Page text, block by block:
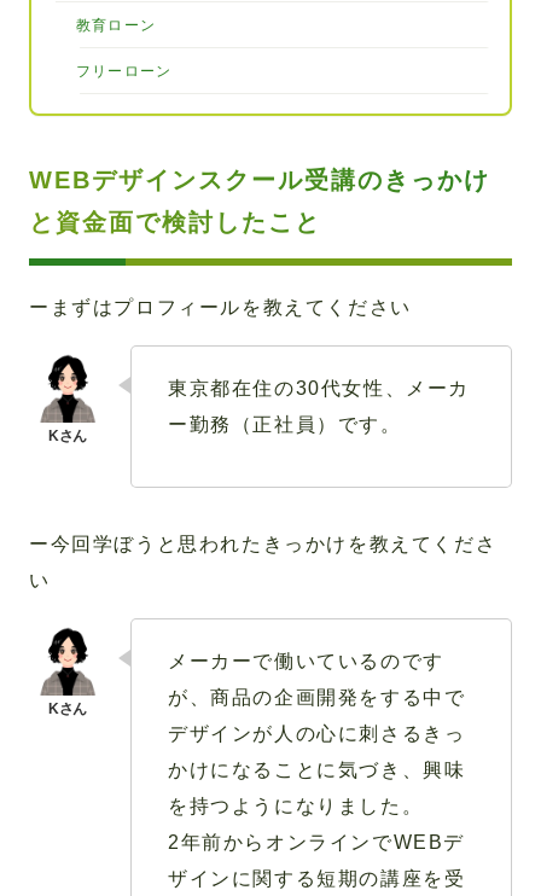
教育ローン
フリーローン
WEBデザインスクール受講のきっかけ
と資金面で検討したこと
ーまずはプロフィールを教えてください
東京都在住の30代女性、メーカ
ー勤務（正社員）です。
ー今回学ぼうと思われたきっかけを教えてくださ
い
メーカーで働いているのです
が、商品の企画開発をする中で
デザインが人の心に刺さるきっ
かけになることに気づき、興味
を持つようになりました。
2年前からオンラインでWEBデ
ザインに関する短期の講座を受